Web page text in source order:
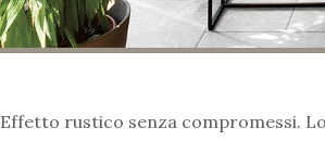
Effetto rustico senza compromessi.